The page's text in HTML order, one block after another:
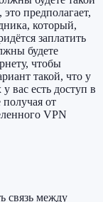
предполагает,
который,
заплатить
будете
чтобы
такой, что у
вас есть доступ в
от
VPN
связь между